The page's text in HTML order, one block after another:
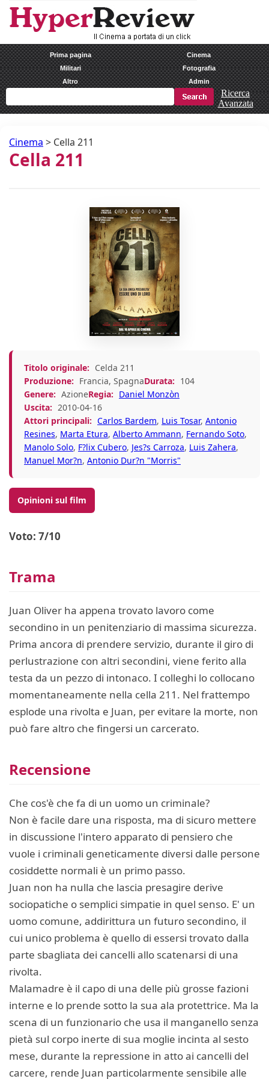
Prima pagina
Cinema
Militari
Fotografia
Altro
Admin
Ricerca
Avanzata
Cinema > Cella 211
Cella 211
Titolo originale: Celda 211
Produzione: Francia, SpagnaDurata: 104
Genere: AzioneRegia: Daniel Monzòn
Uscita: 2010-04-16
Attori principali: Carlos Bardem, Luis Tosar, Antonio
Resines, Marta Etura, Alberto Ammann, Fernando Soto,
Manolo Solo, F?lix Cubero, Jes?s Carroza, Luis Zahera,
Manuel Mor?n, Antonio Dur?n "Morris"
Opinioni sul film
Voto: 7/10
Trama
Juan Oliver ha appena trovato lavoro come
secondino in un penitenziario di massima sicurezza.
Prima ancora di prendere servizio, durante il giro di
perlustrazione con altri secondini, viene ferito alla
testa da un pezzo di intonaco. I colleghi lo collocano
momentaneamente nella cella 211. Nel frattempo
esplode una rivolta e Juan, per evitare la morte, non
può fare altro che fingersi un carcerato.
Recensione
Che cos'è che fa di un uomo un criminale?
Non è facile dare una risposta, ma di sicuro mettere
in discussione l'intero apparato di pensiero che
vuole i criminali geneticamente diversi dalle persone
cosiddette normali è un primo passo.
Juan non ha nulla che lascia presagire derive
sociopatiche o semplici simpatie in quel senso. E' un
uomo comune, addirittura un futuro secondino, il
cui unico problema è quello di essersi trovato dalla
parte sbagliata dei cancelli allo scatenarsi di una
rivolta.
Malamadre è il capo di una delle più grosse fazioni
interne e lo prende sotto la sua ala protettrice. Ma la
scena di un funzionario che usa il manganello senza
pietà sul corpo inerte di sua moglie incinta al sesto
mese, durante la repressione in atto ai cancelli del
carcere, rende Juan particolarmente sensibile alle